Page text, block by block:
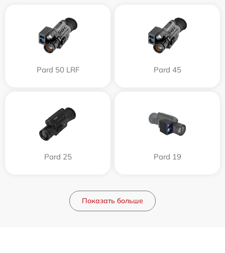
Pard 50 LRF Pard 45
Pard 25 Pard 19
Показать больше